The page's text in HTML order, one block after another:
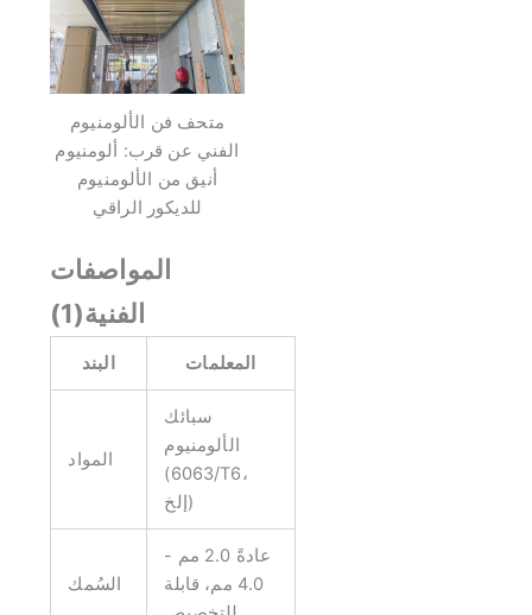
متحف فن الألومنيوم
الفني عن قرب: ألومنيوم
أنيق من الألومنيوم
للديكور الراقي
المواصفات
البند المعلمات
المواد
سبائك
الألومنيوم
(6063/T6،
إلخ)
السُمك
عادةً 2.0 مم -
4.0 مم، قابلة